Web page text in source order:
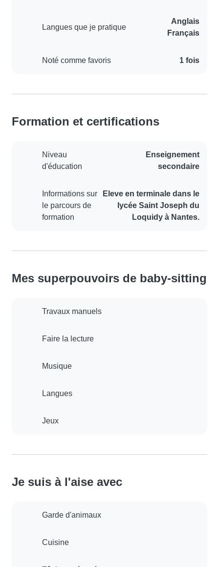
Langues que je pratique
Anglais
Français
Noté comme favoris 1 fois
Formation et certifications
Niveau
d'éducation
Enseignement
secondaire
Informations sur
le parcours de
formation
Eleve en terminale dans le
lycée Saint Joseph du
Loquidy à Nantes.
Mes superpouvoirs de baby-sitting
Travaux manuels
Faire la lecture
Musique
Langues
Jeux
Je suis à l'aise avec
Garde d'animaux
Cuisine